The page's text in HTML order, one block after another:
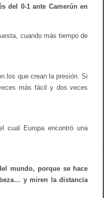
del 0-1 ante Camerún en
cuando más tiempo de
los que crean la presión. Si
más fácil y dos veces
cual Europa encontró una
mundo, porque se hace
y miren la distancia